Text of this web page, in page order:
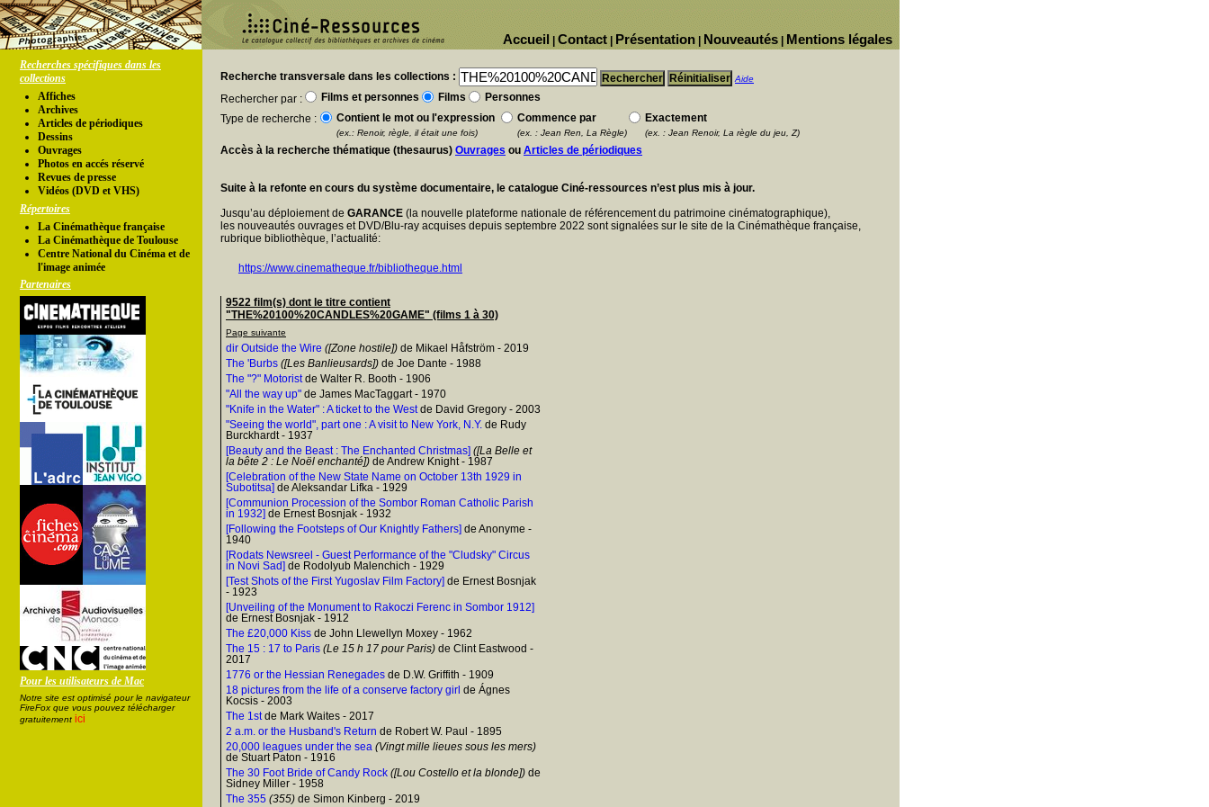
Mentions légales
Nouveautés
Présentation
Contact
Accueil
Recherches spécifiques dans les
collections
Affiches
Archives
Articles de périodiques
Dessins
Ouvrages
Photos en accés réservé
Revues de presse
Vidéos (DVD et VHS)
Répertoires
La Cinémathèque française
La Cinémathèque de Toulouse
Centre National du Cinéma et de
l'image animée
Partenaires
Pour les utilisateurs de Mac
Notre site est optimisé pour le navigateur
FireFox que vous pouvez télécharger
gratuitement ici
Recherche transversale dans les collections : Aide
Rechercher par : Films et personnes Films
Personnes
Type de recherche :
Contient le mot ou l'expression Commence par Exactement
(ex.: Renoir, règle, il était une fois) (ex. : Jean Ren, La Règle) (ex. : Jean Renoir, La règle du jeu, Z)
Accès à la recherche thématique (thesaurus) Ouvrages ou Articles de périodiques
Suite à la refonte en cours du système documentaire, le catalogue Ciné-ressources n’est plus mis à jour.
Jusqu’au déploiement de GARANCE (la nouvelle plateforme nationale de référencement du patrimoine cinématographique),
les nouveautés ouvrages et DVD/Blu-ray acquises depuis septembre 2022 sont signalées sur le site de la Cinémathèque française,
rubrique bibliothèque, l’actualité:
https://www.cinematheque.fr/bibliotheque.html
9522 film(s) dont le titre contient
"THE%20100%20CANDLES%20GAME" (films 1 à 30)
Page suivante
dir Outside the Wire ([Zone hostile]) de Mikael Håfström - 2019
The 'Burbs ([Les Banlieusards]) de Joe Dante - 1988
The "?" Motoristde Walter R. Booth - 1906
"All the way up" de James MacTaggart - 1970
"Knife in the Water" : A ticket to the Westde David Gregory - 2003
"Seeing the world", part one : A visit to New York, N.Y. de Rudy
Burckhardt - 1937
[Beauty and the Beast : The Enchanted Christmas] ([La Belle et
la bête 2 : Le Noël enchanté]) de Andrew Knight - 1987
[Celebration of the New State Name on October 13th 1929 in
Subotitsa] de Aleksandar Lifka - 1929
[Communion Procession of the Sombor Roman Catholic Parish
in 1932] de Ernest Bosnjak - 1932
[Following the Footsteps of Our Knightly Fathers] de Anonyme -
1940
[Rodats Newsreel - Guest Performance of the "Cludsky" Circus
in Novi Sad] de Rodolyub Malenchich - 1929
[Test Shots of the First Yugoslav Film Factory] de Ernest Bosnjak
- 1923
[Unveiling of the Monument to Rakoczi Ferenc in Sombor 1912]
de Ernest Bosnjak - 1912
The £20,000 Kiss de John Llewellyn Moxey - 1962
The 15 : 17 to Paris (Le 15 h 17 pour Paris) de Clint Eastwood -
2017
1776 or the Hessian Renegades de D.W. Griffith - 1909
18 pictures from the life of a conserve factory girl de Ágnes
Kocsis - 2003
The 1stde Mark Waites - 2017
2 a.m. or the Husband's Return de Robert W. Paul - 1895
20,000 leagues under the sea (Vingt mille lieues sous les mers)
de Stuart Paton - 1916
The 30 Foot Bride of Candy Rock ([Lou Costello et la blonde]) de
Sidney Miller - 1958
The 355 (355) de Simon Kinberg - 2019